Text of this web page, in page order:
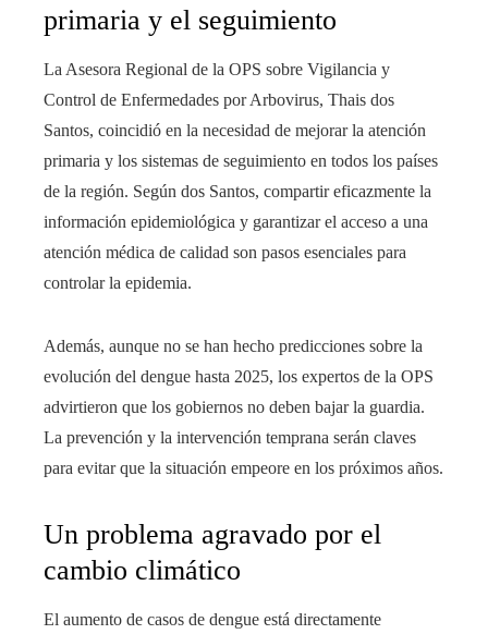
primaria y el seguimiento
La Asesora Regional de la OPS sobre Vigilancia y
Control de Enfermedades por Arbovirus, Thais dos
Santos, coincidió en la necesidad de mejorar la atención
primaria y los sistemas de seguimiento en todos los países
de la región. Según dos Santos, compartir eficazmente la
información epidemiológica y garantizar el acceso a una
atención médica de calidad son pasos esenciales para
controlar la epidemia.
Además, aunque no se han hecho predicciones sobre la
evolución del dengue hasta 2025, los expertos de la OPS
advirtieron que los gobiernos no deben bajar la guardia.
La prevención y la intervención temprana serán claves
para evitar que la situación empeore en los próximos años.
Un problema agravado por el
cambio climático
El aumento de casos de dengue está directamente